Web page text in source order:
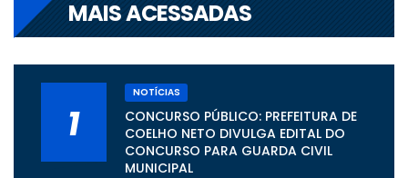
MAIS ACESSADAS
1
NOTÍCIAS
CONCURSO PÚBLICO: PREFEITURA DE
COELHO NETO DIVULGA EDITAL DO
CONCURSO PARA GUARDA CIVIL
MUNICIPAL